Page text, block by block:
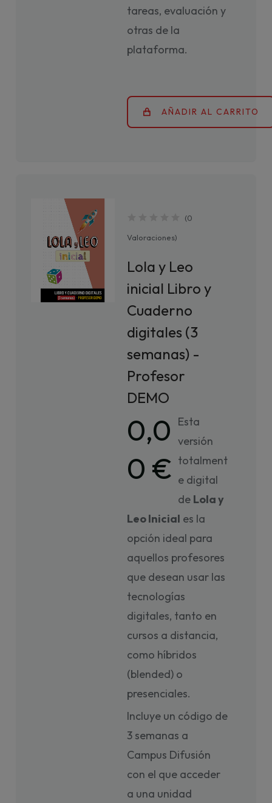
tareas, evaluación y
otras de la
plataforma.
AÑADIR AL CARRITO
(0
Valoraciones)
Lola y Leo
inicial Libro y
Cuaderno
digitales (3
semanas) -
Profesor
DEMO
0,0
0 €
Esta
versión
totalment
e digital
de Lola y
Leo Inicial es la
opción ideal para
aquellos profesores
que desean usar las
tecnologías
digitales, tanto en
cursos a distancia,
como híbridos
(blended) o
presenciales.
Incluye un código de
3 semanas a
Campus Difusión
con el que acceder
a una unidad